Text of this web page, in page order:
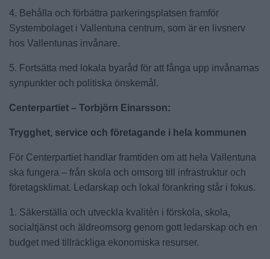
4. Behålla och förbättra parkeringsplatsen framför
Systembolaget i Vallentuna centrum, som är en livsnerv
hos Vallentunas invånare.
5. Fortsätta med lokala byaråd för att fånga upp invånarnas
synpunkter och politiska önskemål.
Centerpartiet – Torbjörn Einarsson:
Trygghet, service och företagande i hela kommunen
För Centerpartiet handlar framtiden om att hela Vallentuna
ska fungera – från skola och omsorg till infrastruktur och
företagsklimat. Ledarskap och lokal förankring står i fokus.
1. Säkerställa och utveckla kvalitén i förskola, skola,
socialtjänst och äldreomsorg genom gott ledarskap och en
budget med tillräckliga ekonomiska resurser.